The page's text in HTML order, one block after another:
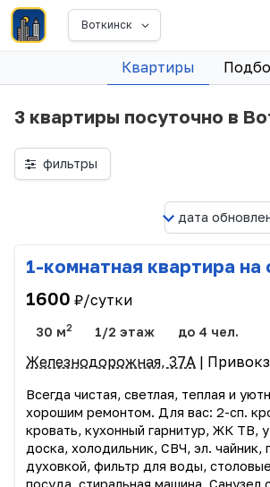
Воткинск
Квартиры
3 квартиры посуточно в
фильтры
1-комнатная квартира на
1600 ₽/сутки
30 м2 1/2 этаж до 4 чел.
Железнодорожная, 37А |
Всегда чистая, светлая, теплая и
хорошим ремонтом. Для вас: 2-сп.
кровать, кухонный гарнитур, ЖК ТВ,
доска, холодильник, СВЧ, эл. чайник,
духовкой, фильтр для воды,
посуда, стиральная машина.